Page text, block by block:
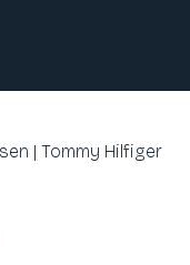
| Tommy Hilfiger